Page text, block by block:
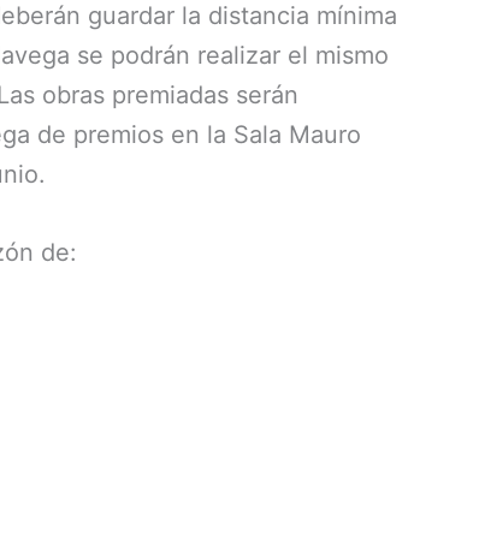
guardar la distancia mínima
se podrán realizar el mismo
obras premiadas serán
de premios en la Sala Mauro
de: